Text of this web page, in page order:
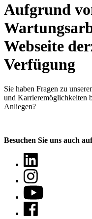
Aufgrund
Webseite
Verfügung
Sie haben Fragen zu
und Karrieremöglichkeiten
Anliegen?
Besuchen Sie uns auch